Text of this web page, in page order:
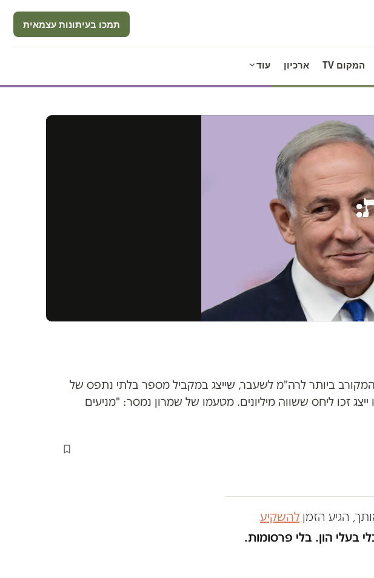
תמכו בעיתונות עצמאית
המקום TV ארכיון עוד
ביותר לרה"מ לשעבר, שייצג במקביל מספר בלתי נתפס של
זכו ליחס ששווה מיליונים. מטעמו של שמרון נמסר: "מניעים
הגיע הזמן להשקיע
בעלי הון. בלי פרסומות.